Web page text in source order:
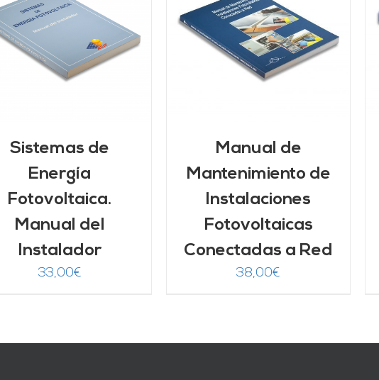
Sistemas de
Energía
Fotovoltaica.
Manual del
Instalador
33,00€
AÑADIR AL CARRITO
/
DETALLES
Manual de
Mantenimiento de
Instalaciones
Fotovoltaicas
Conectadas a Red
38,00€
DETALLES